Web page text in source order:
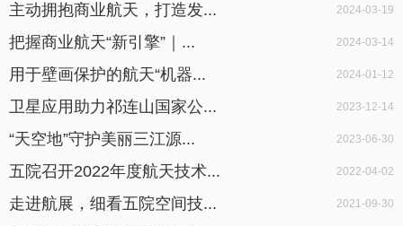
主动拥抱商业航天，打造发... 2024-03-19
把握商业航天“新引擎”｜... 2024-03-14
用于壁画保护的航天“机器... 2024-01-12
卫星应用助力祁连山国家公... 2023-12-14
“天空地”守护美丽三江源... 2023-06-30
五院召开2022年度航天技术... 2022-04-02
走进航展，细看五院空间技... 2021-09-30